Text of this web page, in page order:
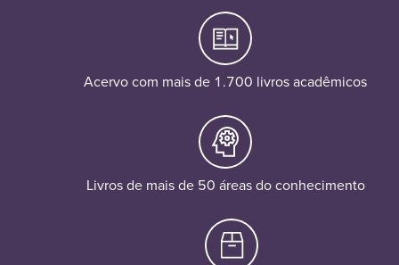
Acervo com mais de 1.700 livros acadêmicos
Livros de mais de 50 áreas do conhecimento